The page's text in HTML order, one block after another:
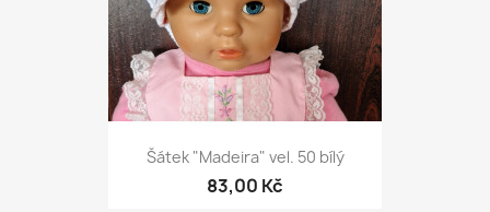
Šátek "Madeira" vel. 50 bílý
83,00 Kč